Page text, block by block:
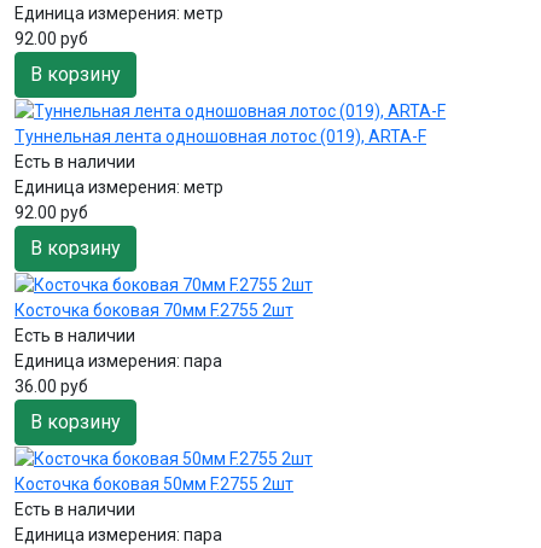
Единица измерения: метр
92.00 руб
В корзину
Туннельная лента одношовная лотос (019), ARTA-F
Есть в наличии
Единица измерения: метр
92.00 руб
В корзину
Косточка боковая 70мм F.2755 2шт
Есть в наличии
Единица измерения: пара
36.00 руб
В корзину
Косточка боковая 50мм F.2755 2шт
Есть в наличии
Единица измерения: пара